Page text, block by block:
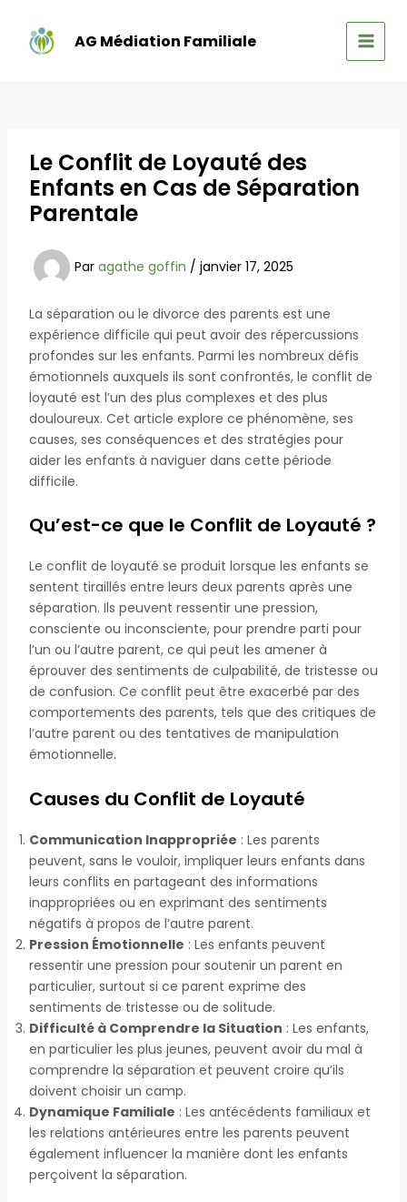
contenu
AG Médiation Familiale
MAIN
Le Conflit de Loyauté des
Enfants en Cas de Séparation
Parentale
Par agathe goffin / janvier 17, 2025
La séparation ou le divorce des parents est une
expérience difficile qui peut avoir des répercussions
profondes sur les enfants. Parmi les nombreux défis
émotionnels auxquels ils sont confrontés, le conflit de
loyauté est l’un des plus complexes et des plus
douloureux. Cet article explore ce phénomène, ses
causes, ses conséquences et des stratégies pour
aider les enfants à naviguer dans cette période
difficile.
Qu’est-ce que le Conflit de Loyauté ?
Le conflit de loyauté se produit lorsque les enfants se
sentent tiraillés entre leurs deux parents après une
séparation. Ils peuvent ressentir une pression,
consciente ou inconsciente, pour prendre parti pour
l’un ou l’autre parent, ce qui peut les amener à
éprouver des sentiments de culpabilité, de tristesse ou
de confusion. Ce conflit peut être exacerbé par des
comportements des parents, tels que des critiques de
l’autre parent ou des tentatives de manipulation
émotionnelle.
Causes du Conflit de Loyauté
Communication Inappropriée : Les parents
peuvent, sans le vouloir, impliquer leurs enfants dans
leurs conflits en partageant des informations
inappropriées ou en exprimant des sentiments
négatifs à propos de l’autre parent.
Pression Émotionnelle : Les enfants peuvent
ressentir une pression pour soutenir un parent en
particulier, surtout si ce parent exprime des
sentiments de tristesse ou de solitude.
Difficulté à Comprendre la Situation : Les enfants,
en particulier les plus jeunes, peuvent avoir du mal à
comprendre la séparation et peuvent croire qu’ils
doivent choisir un camp.
Dynamique Familiale : Les antécédents familiaux et
les relations antérieures entre les parents peuvent
également influencer la manière dont les enfants
perçoivent la séparation.